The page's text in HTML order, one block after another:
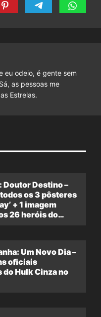
eu odeio, é gente sem
as pessoas me
Estrelas.
Destino –
os 3 pôsteres
+ 1 imagem
26 heróis do
Um Novo Dia –
oficiais
do Hulk Cinza no